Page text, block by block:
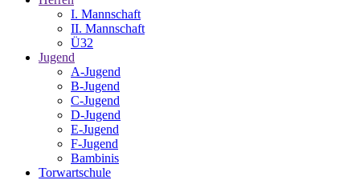
I. Mannschaft
II. Mannschaft
Ü32
Jugend
A-Jugend
B-Jugend
C-Jugend
D-Jugend
E-Jugend
F-Jugend
Bambinis
Torwartschule